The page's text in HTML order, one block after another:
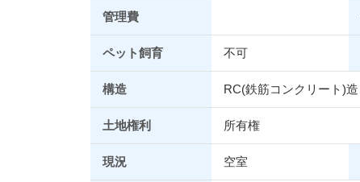
管理費
ペット飼育 不可
構造 RC(鉄筋コンクリート)造
土地権利 所有権
現況 空室